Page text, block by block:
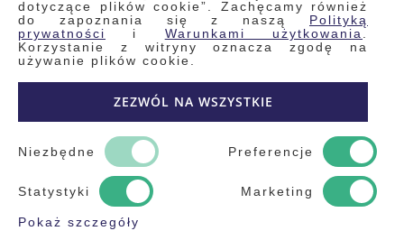
dotyczące plików cookie”. Zachęcamy również
do zapoznania się z naszą Polityką
prywatności
i Warunkami użytkowania
Korzystanie z witryny oznacza zgodę na
używanie plików cookie.
ZEZWÓL NA WSZYSTKIE
Niezbędne Preferencje
Statystyki Marketing
Pokaż szczegóły
Wyszukiwanie zaawansowane
Zamówienia
Skontaktuj się z nami
Odstąp od umowy
Kontakt